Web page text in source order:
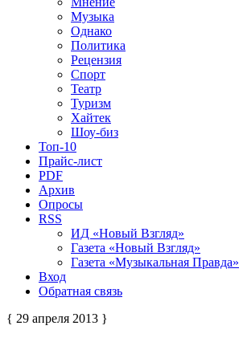
Музыка
Однако
Политика
Рецензия
Спорт
Театр
Туризм
Хайтек
Шоу-биз
Топ-10
Прайс-лист
PDF
Архив
Опросы
RSS
ИД «Новый Взгляд»
Газета «Новый Взгляд»
Газета «Музыкальная Правда»
Вход
Обратная связь
{ 29 апреля 2013 }